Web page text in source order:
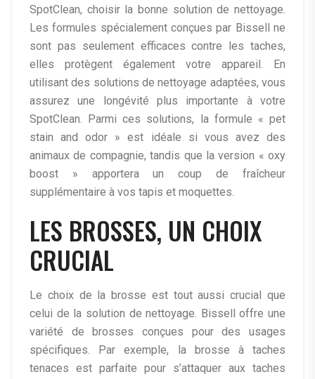
SpotClean, choisir la bonne solution de nettoyage.
Les formules spécialement conçues par Bissell ne
sont pas seulement efficaces contre les taches,
elles protègent également votre appareil. En
utilisant des solutions de nettoyage adaptées, vous
assurez une longévité plus importante à votre
SpotClean. Parmi ces solutions, la formule « pet
stain and odor » est idéale si vous avez des
animaux de compagnie, tandis que la version « oxy
boost » apportera un coup de fraîcheur
supplémentaire à vos tapis et moquettes.
LES BROSSES, UN CHOIX
CRUCIAL
Le choix de la brosse est tout aussi crucial que
celui de la solution de nettoyage. Bissell offre une
variété de brosses conçues pour des usages
spécifiques. Par exemple, la brosse à taches
tenaces est parfaite pour s’attaquer aux taches